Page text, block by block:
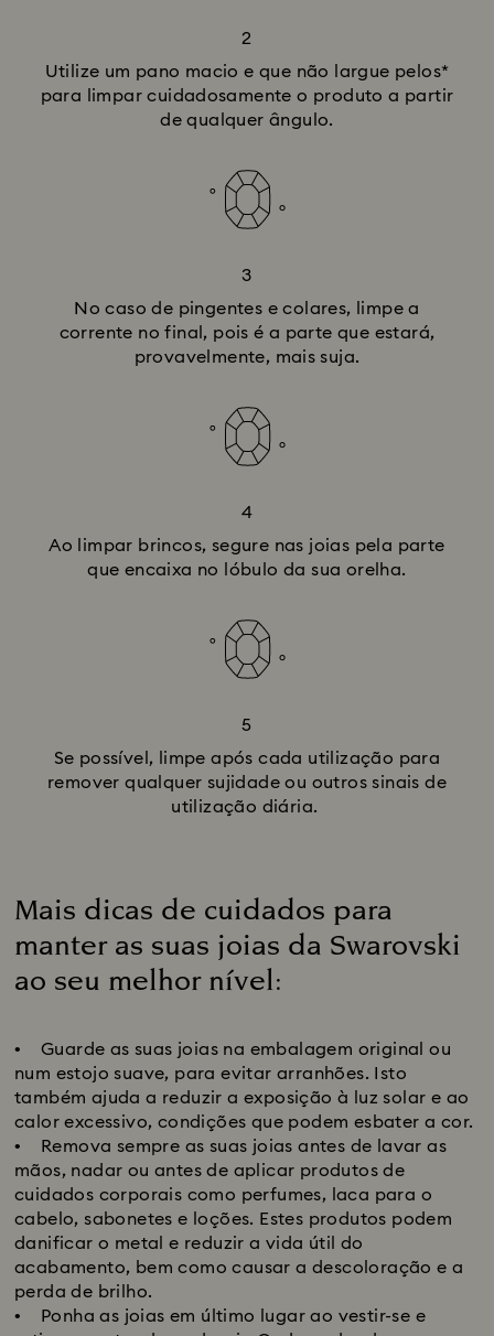
2
Utilize um pano macio e que não largue pelos*
para limpar cuidadosamente o produto a partir
de qualquer ângulo.
3
No caso de pingentes e colares, limpe a
corrente no final, pois é a parte que estará,
provavelmente, mais suja.
4
Ao limpar brincos, segure nas joias pela parte
que encaixa no lóbulo da sua orelha.
5
Se possível, limpe após cada utilização para
remover qualquer sujidade ou outros sinais de
utilização diária.
Mais dicas de cuidados para
manter as suas joias da Swarovski
ao seu melhor nível:
• Guarde as suas joias na embalagem original ou
num estojo suave, para evitar arranhões. Isto
também ajuda a reduzir a exposição à luz solar e ao
calor excessivo, condições que podem esbater a cor.
• Remova sempre as suas joias antes de lavar as
mãos, nadar ou antes de aplicar produtos de
cuidados corporais como perfumes, laca para o
cabelo, sabonetes e loções. Estes produtos podem
danificar o metal e reduzir a vida útil do
acabamento, bem como causar a descoloração e a
perda de brilho.
• Ponha as joias em último lugar ao vestir-se e